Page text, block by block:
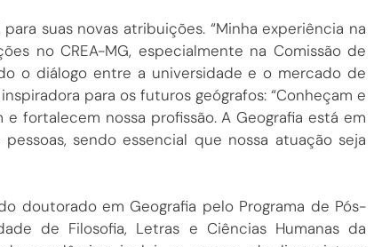
suas novas atribuições. “Minha experiência na
no CREA-MG, especialmente na Comissão de
o diálogo entre a universidade e o mercado de
para os futuros geógrafos: “Conheçam e
fortalecem nossa profissão. A Geografia está em
sendo essencial que nossa atuação seja
doutorado em Geografia pelo Programa de Pós-
de Filosofia, Letras e Ciências Humanas da